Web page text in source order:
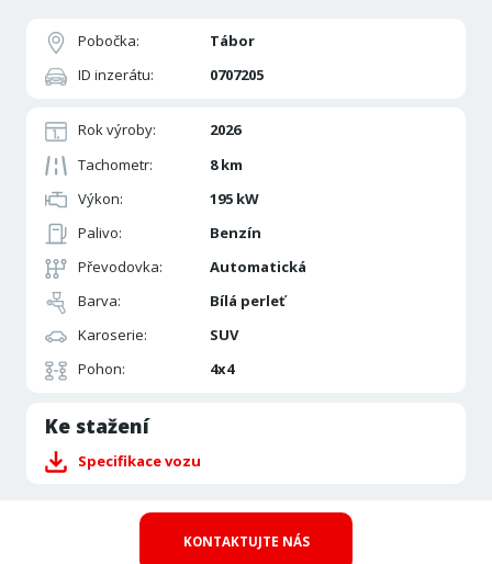
Pobočka:
Tábor
ID inzerátu:
0707205
Rok výroby:
2026
Tachometr:
8 km
Výkon:
195 kW
Palivo:
Benzín
Převodovka:
Automatická
Barva:
Bílá perleť
Karoserie:
SUV
Pohon:
4x4
Ke stažení
Specifikace vozu
KONTAKTUJTE NÁS